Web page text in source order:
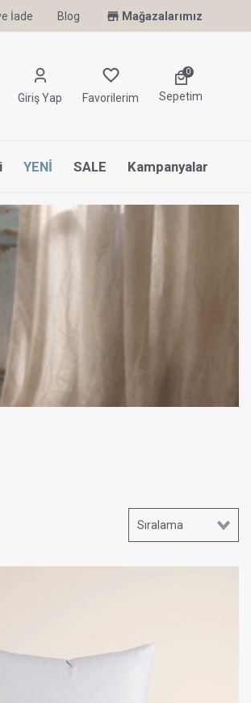
Uyku Uzmanı Othello Şimdi Penelope'de
İade Blog Mağazalarımız
Giriş Yap Favorilerim
0
Sepetim
YENİ SALE Kampanyalar